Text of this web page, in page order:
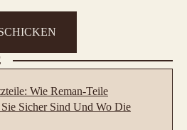
Wie Reman-Teile
Sicher Sind Und Wo Die